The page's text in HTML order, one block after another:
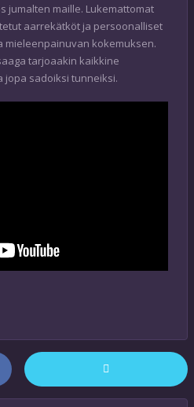
jumalten maille. Lukemattomat
aarrekätköt ja persoonalliset
mieleenpainuvan kokemuksen.
tarjoaakin kaikkine
sadoiksi tunneiksi.